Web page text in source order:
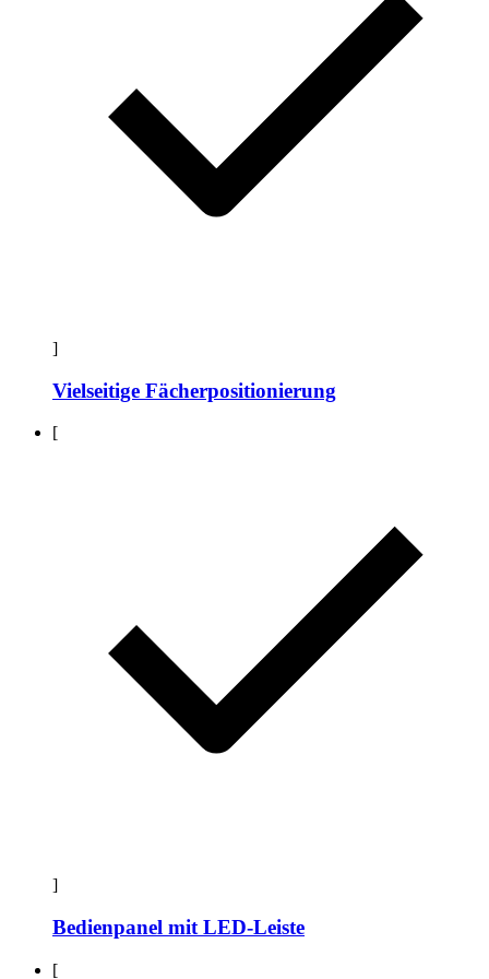
]
Vielseitige Fächerpositionierung
[
]
Bedienpanel mit LED-Leiste
[